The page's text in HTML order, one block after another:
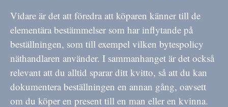
Vidare är det att föredra att köparen känner till de
elementära bestämmelser som har inflytande på
beställningen, som till exempel vilken bytespolicy
näthandlaren använder. I sammanhanget är det också
relevant att du alltid sparar ditt kvitto, så att du kan
dokumentera beställningen en annan gång, oavsett
om du köper en present till en man eller en kvinna.